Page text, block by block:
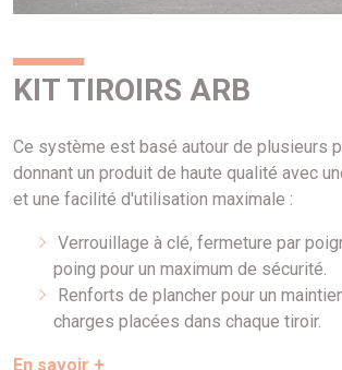
KIT TIROIRS ARB
Ce système est basé autour de plusieurs
donnant un produit de haute qualité avec
et une facilité d'utilisation maximale :
Verrouillage à clé, fermeture par
poing pour un maximum de sécurité.
Renforts de plancher pour un
charges placées dans chaque tiroir.
En savoir +